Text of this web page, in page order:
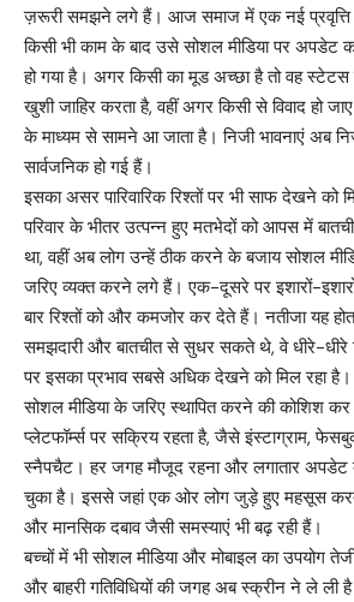
ज़रूरी समझने लगे हैं। आज समाज में एक नई प्रवृत्ति
किसी भी काम के बाद उसे सोशल मीडिया पर अपडेट
हो गया है। अगर किसी का मूड अच्छा है तो वह स्टेटस
खुशी जाहिर करता है, वहीं अगर किसी से विवाद हो
के माध्यम से सामने आ जाता है। निजी भावनाएं अब
सार्वजनिक हो गई हैं।
इसका असर पारिवारिक रिश्तों पर भी साफ देखने को
परिवार के भीतर उत्पन्न हुए मतभेदों को आपस में
था, वहीं अब लोग उन्हें ठीक करने के बजाय सोशल
जरिए व्यक्त करने लगे हैं। एक-दूसरे पर इशारों-
बार रिश्तों को और कमजोर कर देते हैं। नतीजा यह
समझदारी और बातचीत से सुधर सकते थे, वे धीरे-धीरे
पर इसका प्रभाव सबसे अधिक देखने को मिल रहा है।
सोशल मीडिया के जरिए स्थापित करने की कोशिश
प्लेटफॉर्म्स पर सक्रिय रहता है, जैसे इंस्टाग्राम,
स्नैपचैट। हर जगह मौजूद रहना और लगातार
चुका है। इससे जहां एक ओर लोग जुड़े हुए महसूस
और मानसिक दबाव जैसी समस्याएं भी बढ़ रही हैं।
बच्चों में भी सोशल मीडिया और मोबाइल का उपयोग
और बाहरी गतिविधियों की जगह अब स्क्रीन ने ले